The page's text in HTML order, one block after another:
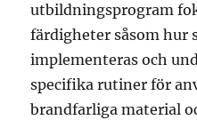
utbildningsprogram
färdigheter såsom hur
implementeras och
specifika rutiner för
brandfarliga material